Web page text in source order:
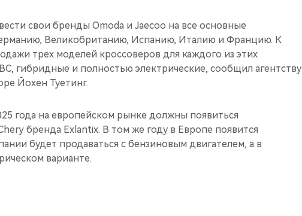
свои бренды Omoda и Jaecoo на все основные
Великобританию, Испанию, Италию и Францию. К
трех моделей кроссоверов для каждого из этих
гибридные и полностью электрические, сообщил агентству
Йохен Туетинг.
года на европейском рынке должны появиться
бренда Exlantix. В том же году в Европе появится
будет продаваться с бензиновым двигателем, а в
варианте.